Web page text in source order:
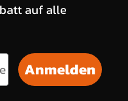
auf alle
Anmelden